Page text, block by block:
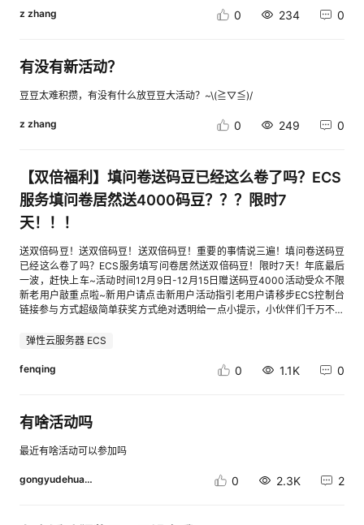
dcb92star120120xxxxxxxxxxxxxxxxxxxxxxxxx612dfdhwid_fzstdu8mmv1a
wr6xxxxxxxxxxxxxxxxxxxxxxxxx52307dhw63022014xxxxxxxxxxxxxxxxxx
xxxx23d965hw14429999xxxxxxxxxxxxxxxxxxxxxxxxx8997a0srocketjxxx
b4cnadian5xxxxxxxxxxxxxxxxxxxxxxxxx45f5bchid_ps9n66109lu38fpxxx
x034789cauxiaoweixxxxxxxxxxxxxxxxxxxxxxxxx596087hw84740751xxx
01xxxxxxxxxxxxxxxxxxxxxxxxxe667eenadian1xxxxxxxxxxxxxxxxxxxxxxxxx
316587hw10725446xxxxxxxxxxxxxxxxxxxxxxxxx03eb16hw56223614xx
xxxxxxxxxxxxxxxxxxxxxxxaabc75hw082817297xxxxxxxxxxxxxxxxxxxxxxx
xxxxxxxxxxxxxxxxxxxxxxxx2b98a0hw61299517xxxxxxxxxxxxxxxxxxxxxxx
2xxxxxxxxxxxxxxxxxxxxxxxxxa1abb2hw46032453xxxxxxxxxxxxxxxxxxxx
xxxxxecec60hw73261881xxxxxxxxxxxxxxxxxxxxxxxxxe41552hw_00861
7750345773_01xxxxxxxxxxxxxxxxxxxxxxxxx068880hw74898079xxxxxx
xxxxxxxxxxxxxxxxxxx99d4a6yandouwangxxxxxxxxxxxxxxxxxxxxxxxxxed
e21dLPengHuixxxxxxxxxxxxxxxxxxxxxxxxxa693cfhw61939705xxxxxxxxx
d__40q9pr500va8boxxxxxxxxxxxxxxxxxxxxxxxxx6fc035hw57269863xxx
xxxxxec1e6ca3781857xxxxxxxxxxxxxxxxxxxxxxxxx35ee06yizhanglxxxxx
z zhang 0 234 0
有没有新活动？
豆豆太难积攒，有没有什么放豆豆大活动？~\(≧▽≦)/
z zhang 0 249 0
【双倍福利】填问卷送码豆已经这么卷了吗？ECS
服务填问卷居然送4000码豆？？？限时7
天！！！
送双倍码豆！送双倍码豆！送双倍码豆！重要的事情说三遍！填问卷送码豆
已经这么卷了吗？ECS服务填写问卷居然送双倍码豆！限时7天！年底最后
一波，赶快上车~活动时间12月9日-12月15日赠送码豆4000活动受众不限
新老用户敲重点啦~新用户请点击新用户活动指引老用户请移步ECS控制台
链接参与方式超级简单获奖方式绝对透明给一点小提示，小伙伴们千万不要
品吧~码豆最高可兑换森海塞尔蓝牙降噪耳机，友情提示：多多参与华为云
品详见华为云官网）最后，关心码豆何时到账的小伙伴请看过来所有的获奖
佳性能和体验的云服务才是我们的最佳愿景期待屏幕前的你多多参与让我们
和开发者一起让云计算行业更加繁荣吧~
弹性云服务器 ECS
fenqing 0 1.1K 0
有啥活动吗
最近有啥活动可以参加吗
gongyudehuaweiyun 0 2.3K 2